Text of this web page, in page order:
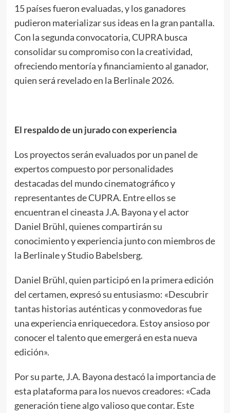
15 países fueron evaluadas, y los ganadores
pudieron materializar sus ideas en la gran pantalla.
Con la segunda convocatoria, CUPRA busca
consolidar su compromiso con la creatividad,
ofreciendo mentoría y financiamiento al ganador,
quien será revelado en la Berlinale 2026.
El respaldo de un jurado con experiencia
Los proyectos serán evaluados por un panel de
expertos compuesto por personalidades
destacadas del mundo cinematográfico y
representantes de CUPRA. Entre ellos se
encuentran el cineasta J.A. Bayona y el actor
Daniel Brühl, quienes compartirán su
conocimiento y experiencia junto con miembros de
la Berlinale y Studio Babelsberg.
Daniel Brühl, quien participó en la primera edición
del certamen, expresó su entusiasmo: «Descubrir
tantas historias auténticas y conmovedoras fue
una experiencia enriquecedora. Estoy ansioso por
conocer el talento que emergerá en esta nueva
edición».
Por su parte, J.A. Bayona destacó la importancia de
esta plataforma para los nuevos creadores: «Cada
generación tiene algo valioso que contar. Este